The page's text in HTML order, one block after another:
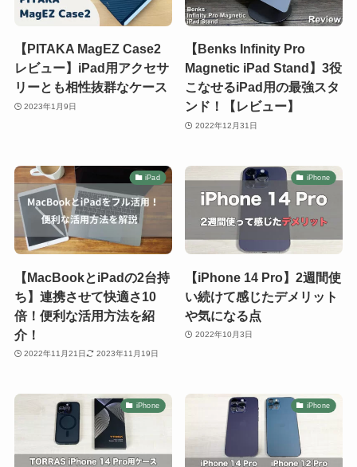
【PITAKA MagEZ Case2
レビュー】iPad用アクセサ
リーとも相性抜群なケース
2023年1月9日
【Benks Infinity Pro
Magnetic iPad Stand】3役
こなせるiPad用の最強スタ
ンド！【レビュー】
2022年12月31日
iPad
【MacBookとiPadの2台持
ち】連携させて快適さ10
倍！便利な活用方法を紹
介！
2022年11月21日 2023年11月19日
iPhone
【iPhone 14 Pro】2週間使
い続けて感じたデメリット
や気になる点
2022年10月3日
iPhone iPhone